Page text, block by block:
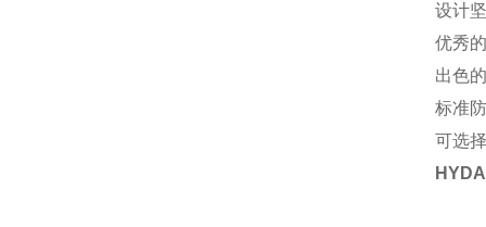
设计
优秀
出色
标准
可选